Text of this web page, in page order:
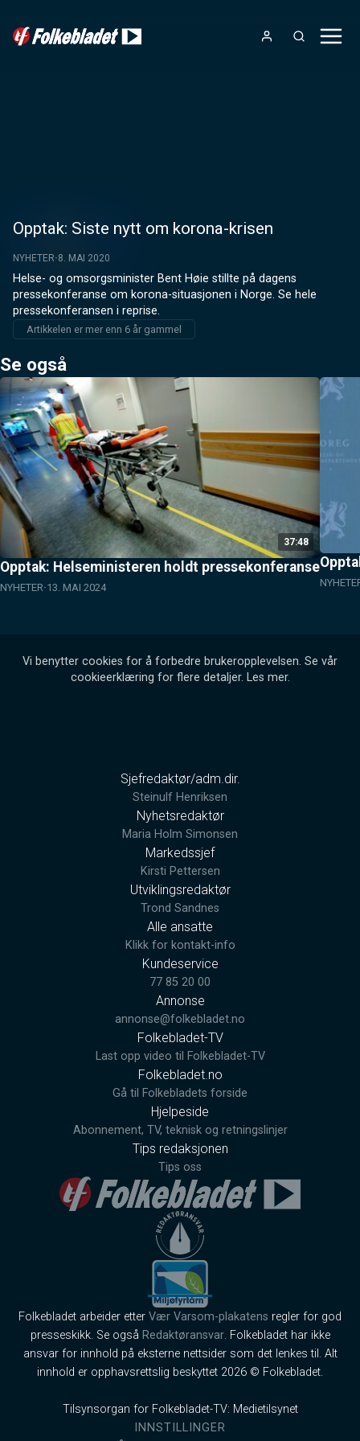
Opptak: Siste nytt om korona-krisen
NYHETER 8. MAI 2020
Helse- og omsorgsminister Bent Høie stillte på dagens
pressekonferanse om korona-situasjonen i Norge. Se hele
pressekonferansen i reprise.
Artikkelen er mer enn 6 år gammel
Se også
37:48
Opptak: Helseministeren holdt pressekonferanse
NYHETER 13. MAI 2024
Vi benytter cookies for å forbedre brukeropplevelsen. Se vår
cookieerklæring for flere detaljer. Les mer.
Sjefredaktør/adm.dir.
Steinulf Henriksen
Nyhetsredaktør
Maria Holm Simonsen
Markedssjef
Kirsti Pettersen
Utviklingsredaktør
Trond Sandnes
Alle ansatte
Klikk for kontakt-info
Kundeservice
77 85 20 00
Annonse
annonse@folkebladet.no
Folkebladet-TV
Last opp video til Folkebladet-TV
Folkebladet.no
Gå til Folkebladets forside
Hjelpeside
Abonnement, TV, teknisk og retningslinjer
Tips redaksjonen
Tips oss
Folkebladet arbeider etter Vær Varsom-plakatens regler for god
presseskikk. Se også Redaktøransvar. Folkebladet har ikke
ansvar for innhold på eksterne nettsider som det lenkes til. Alt
innhold er opphavsrettslig beskyttet 2026 © Folkebladet.
Tilsynsorgan for Folkebladet-TV: Medietilsynet
INNSTILLINGER